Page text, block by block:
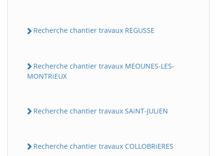
Recherche chantier travaux REGUSSE
Recherche chantier travaux MEOUNES-LES-
MONTRiEUX
Recherche chantier travaux SAiNT-JULiEN
Recherche chantier travaux COLLOBRiERES